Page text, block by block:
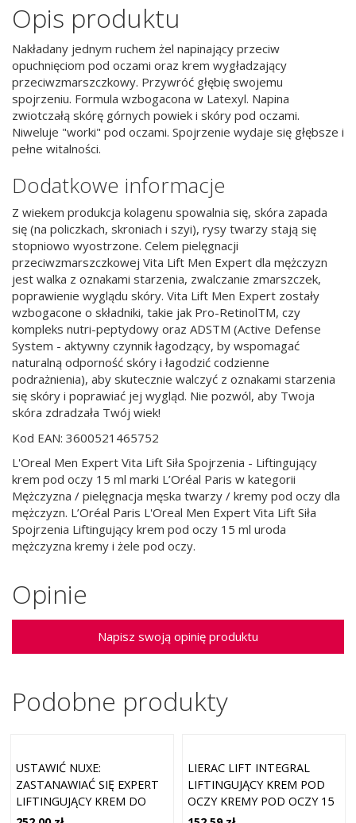
Opis produktu
Nakładany jednym ruchem żel napinający przeciw
opuchnięciom pod oczami oraz krem wygładzający
przeciwzmarszczkowy. Przywróć głębię swojemu
spojrzeniu. Formula wzbogacona w Latexyl. Napina
zwiotczałą skórę górnych powiek i skóry pod oczami.
Niweluje "worki" pod oczami. Spojrzenie wydaje się głębsze i
pełne witalności.
Dodatkowe informacje
Z wiekem produkcja kolagenu spowalnia się, skóra zapada
się (na policzkach, skroniach i szyi), rysy twarzy stają się
stopniowo wyostrzone. Celem pielęgnacji
przeciwzmarszczkowej Vita Lift Men Expert dla mężczyzn
jest walka z oznakami starzenia, zwalczanie zmarszczek,
poprawienie wyglądu skóry. Vita Lift Men Expert zostały
wzbogacone o składniki, takie jak Pro-RetinolTM, czy
kompleks nutri-peptydowy oraz ADSTM (Active Defense
System - aktywny czynnik łagodzący, by wspomagać
naturalną odporność skóry i łagodzić codzienne
podrażnienia), aby skutecznie walczyć z oznakami starzenia
się skóry i poprawiać jej wygląd. Nie pozwól, aby Twoja
skóra zdradzała Twój wiek!
Kod EAN: 3600521465752
L'Oreal Men Expert Vita Lift Siła Spojrzenia - Liftingujący
krem pod oczy 15 ml marki L’Oréal Paris w kategorii
Mężczyzna / pielęgnacja męska twarzy / kremy pod oczy dla
mężczyzn. L’Oréal Paris L'Oreal Men Expert Vita Lift Siła
Spojrzenia Liftingujący krem pod oczy 15 ml uroda
mężczyzna kremy i żele pod oczy.
Opinie
Napisz swoją opinię produktu
Podobne produkty
USTAWIĆ NUXE:
ZASTANAWIAĆ SIĘ EXPERT
LIFTINGUJĄCY KREM DO
TWARZY 50 ML +
LIERAC LIFT INTEGRAL
LIFTINGUJĄCY KREM POD
OCZY KREMY POD OCZY 15
ML